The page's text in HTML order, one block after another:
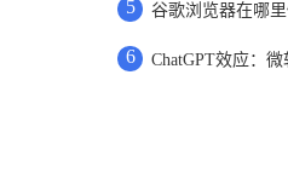
5 谷歌浏览器在哪
6